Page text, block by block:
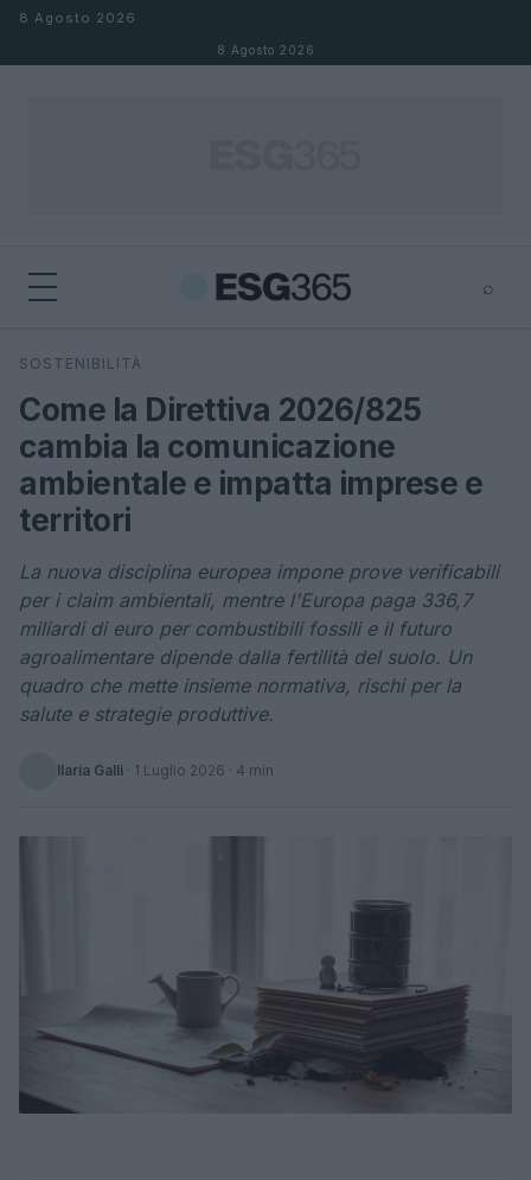
Salta al contenuto
8 Agosto 2026
8 Agosto 2026
⌕
Cerca
SOSTENIBILITÀ
Come la Direttiva 2026/825
cambia la comunicazione
ambientale e impatta imprese e
territori
La nuova disciplina europea impone prove verificabili
per i claim ambientali, mentre l'Europa paga 336,7
miliardi di euro per combustibili fossili e il futuro
agroalimentare dipende dalla fertilità del suolo. Un
quadro che mette insieme normativa, rischi per la
salute e strategie produttive.
Ilaria Galli · 1 Luglio 2026 · 4 min